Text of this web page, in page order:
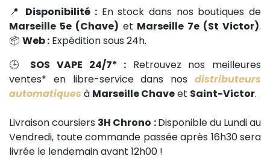
📍 Disponibilité : En stock dans nos boutiques de
Marseille 5e (Chave) et Marseille 7e (St Victor).
📦 Web : Expédition sous 24h.
🕒 SOS VAPE 24/7* : Retrouvez nos meilleures
ventes* en libre-service dans nos distributeurs
automatiques à Marseille Chaveet Saint-Victor.
Livraison coursiers 3H Chrono :Disponible du Lundi au
Vendredi, toute commande passée après 16h30 sera
livrée le lendemain avant 12h00 !